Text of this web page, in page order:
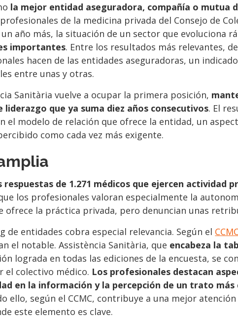
la mejor entidad aseguradora, compañía o mutua
de la medicina privada del Consejo de
un año más, la situación de un sector que evoluciona
importantes. Entre los resultados más relevantes,
hacen de las entidades aseguradoras, un
entre unas y otras.
Sanitària vuelve a ocupar la primera posición,
que ya suma diez años consecutivos. El
el modelo de relación que ofrece la entidad, un
como cada vez más exigente.
respuestas de 1.271 médicos que ejercen actividad
los profesionales valoran especialmente la
ofrece la práctica privada, pero denuncian unas
de entidades cobra especial relevancia. Según el
el notable. Assistència Sanitària, que encabeza la
lograda en todas las ediciones de la encuesta, se
el colectivo médico. Los profesionales destacan
en la información y la percepción de un trato
ello, según el CCMC, contribuye a una mejor
este elemento es clave.